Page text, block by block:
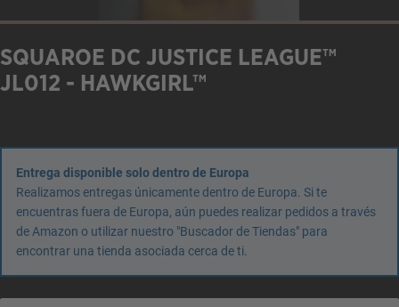
SQUAROE DC JUSTICE LEAGUE™
JL012 - HAWKGIRL™
Entrega disponible solo dentro de Europa
Realizamos entregas únicamente dentro de Europa. Si te
encuentras fuera de Europa, aún puedes realizar pedidos a través
de Amazon o utilizar nuestro "Buscador de Tiendas" para
encontrar una tienda asociada cerca de ti.